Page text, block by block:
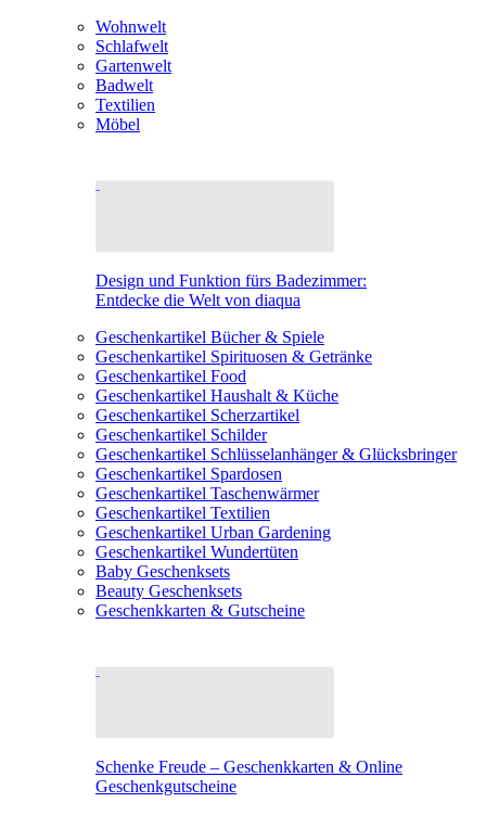
Wohnwelt
Schlafwelt
Gartenwelt
Badwelt
Textilien
Möbel
Design und Funktion fürs Badezimmer:
Entdecke die Welt von diaqua
Geschenkartikel Bücher & Spiele
Geschenkartikel Spirituosen & Getränke
Geschenkartikel Food
Geschenkartikel Haushalt & Küche
Geschenkartikel Scherzartikel
Geschenkartikel Schilder
Geschenkartikel Schlüsselanhänger & Glücksbringer
Geschenkartikel Spardosen
Geschenkartikel Taschenwärmer
Geschenkartikel Textilien
Geschenkartikel Urban Gardening
Geschenkartikel Wundertüten
Baby Geschenksets
Beauty Geschenksets
Geschenkkarten & Gutscheine
Schenke Freude – Geschenkkarten & Online
Geschenkgutscheine